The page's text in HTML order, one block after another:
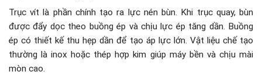
Trục vít là phần chính tạo ra lực nén bùn. Khi trục quay, bùn
được đẩy dọc theo buồng ép và chịu lực ép tăng dần. Buồng
ép có thiết kế thu hẹp dần để tạo áp lực lớn. Vật liệu chế tạo
thường là inox hoặc thép hợp kim giúp máy bền và chịu mài
mòn cao.